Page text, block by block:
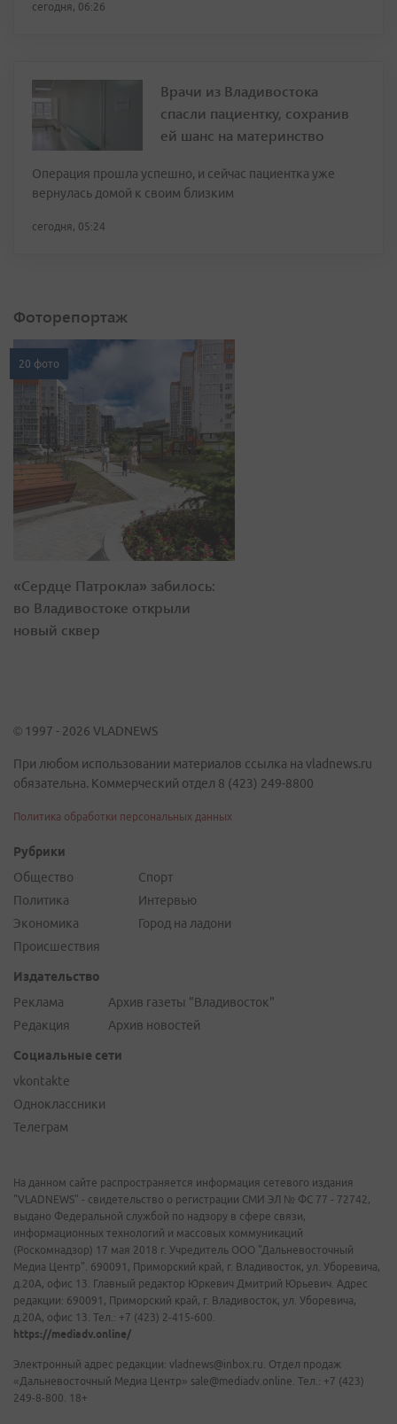
сегодня, 06:26
Врачи из Владивостока
спасли пациентку, сохранив
ей шанс на материнство
Операция прошла успешно, и сейчас пациентка уже
вернулась домой к своим близким
сегодня, 05:24
Фоторепортаж
20 фото
«Сердце Патрокла» забилось:
во Владивостоке открыли
новый сквер
© 1997 - 2026 VLADNEWS
При любом использовании материалов ссылка на vladnews.ru
обязательна. Коммерческий отдел 8 (423) 249-8800
Политика обработки персональных данных
Рубрики
Общество
Политика
Экономика
Происшествия
Спорт
Интервью
Город на ладони
Издательство
Реклама
Редакция
Архив газеты "Владивосток"
Архив новостей
Социальные сети
vkontakte
Одноклассники
Телеграм
На данном сайте распространяется информация сетевого издания
"VLADNEWS" - свидетельство о регистрации СМИ ЭЛ № ФС 77 - 72742,
выдано Федеральной службой по надзору в сфере связи,
информационных технологий и массовых коммуникаций
(Роскомнадзор) 17 мая 2018 г. Учредитель ООО "Дальневосточный
Медиа Центр". 690091, Приморский край, г. Владивосток, ул. Уборевича,
д.20А, офис 13. Главный редактор Юркевич Дмитрий Юрьевич. Адрес
редакции: 690091, Приморский край, г. Владивосток, ул. Уборевича,
д.20А, офис 13. Тел.: +7 (423) 2-415-600.
https://mediadv.online/
Электронный адрес редакции: vladnews@inbox.ru. Отдел продаж
«Дальневосточный Медиа Центр» sale@mediadv.online. Тел.: +7 (423)
249-8-800. 18+